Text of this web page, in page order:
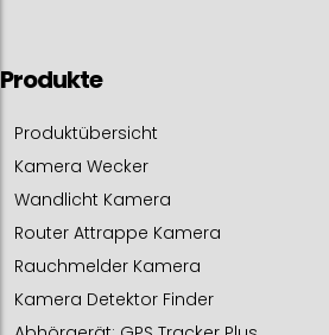
Produkte
Produktübersicht
Kamera Wecker
Wandlicht Kamera
Router Attrappe Kamera
Rauchmelder Kamera
Kamera Detektor Finder